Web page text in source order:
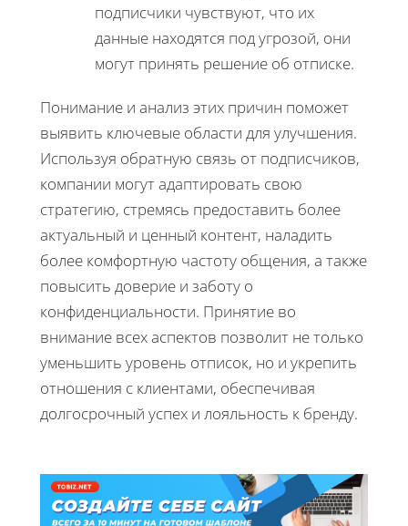
подписчики чувствуют, что их
данные находятся под угрозой, они
могут принять решение об отписке.
Понимание и анализ этих причин поможет
выявить ключевые области для улучшения.
Используя обратную связь от подписчиков,
компании могут адаптировать свою
стратегию, стремясь предоставить более
актуальный и ценный контент, наладить
более комфортную частоту общения, а также
повысить доверие и заботу о
конфиденциальности. Принятие во
внимание всех аспектов позволит не только
уменьшить уровень отписок, но и укрепить
отношения с клиентами, обеспечивая
долгосрочный успех и лояльность к бренду.